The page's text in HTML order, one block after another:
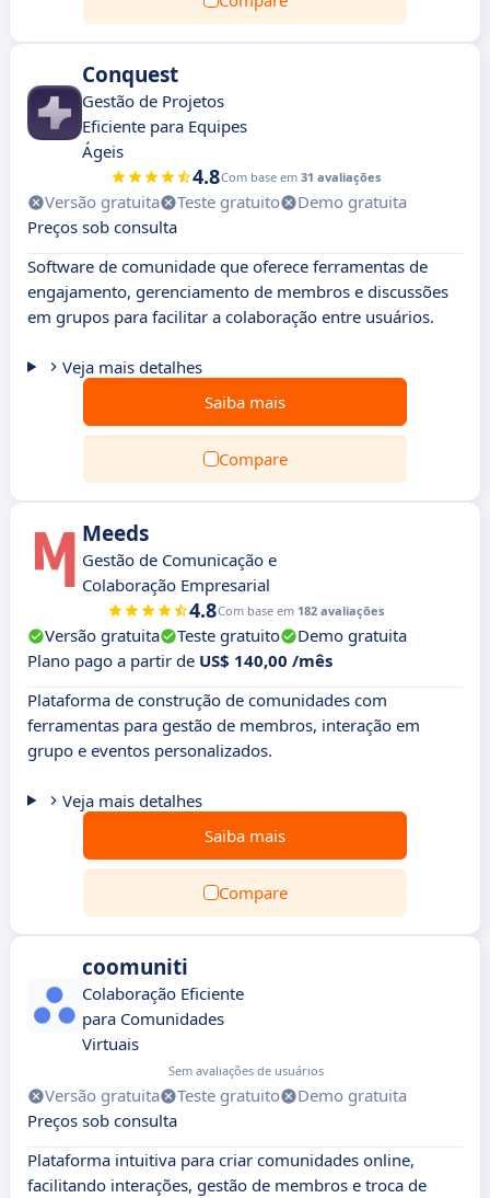
Conquest
Gestão de Projetos
Eficiente para Equipes
Ágeis
4.8Com base em 31 avaliações
Versão gratuita Teste gratuito
Demo gratuita
Preços sob consulta
Software de comunidade que oferece ferramentas de
engajamento, gerenciamento de membros e discussões
em grupos para facilitar a colaboração entre usuários.
Veja mais detalhes
Saiba mais
Compare
Meeds
Gestão de Comunicação e
Colaboração Empresarial
4.8Com base em 182 avaliações
Versão gratuita Teste gratuito
Demo gratuita
Plano pago a partir de US$ 140,00 /mês
Plataforma de construção de comunidades com
ferramentas para gestão de membros, interação em
grupo e eventos personalizados.
Veja mais detalhes
Saiba mais
Compare
coomuniti
Colaboração Eficiente
para Comunidades
Virtuais
Sem avaliações de usuários
Versão gratuita Teste gratuito
Demo gratuita
Preços sob consulta
Plataforma intuitiva para criar comunidades online,
facilitando interações, gestão de membros e troca de